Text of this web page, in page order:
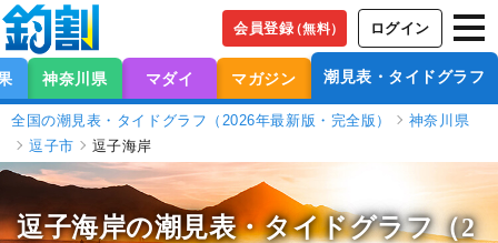
会員登録（無料） ログイン
神奈川県 マダイ マガジン 潮見表・タイドグラフ
全国の潮見表・タイドグラフ（2026年最新版・完全版）
神奈川県
逗子市
逗子海岸
逗子海岸の潮見表・タイドグラフ（2